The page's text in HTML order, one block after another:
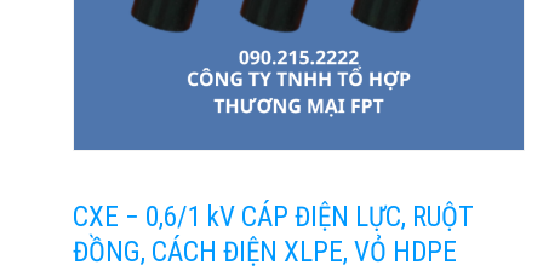
CXE ­− 0,6/1 kV CÁP ĐIỆN LỰC, RUỘT
ĐỒNG, CÁCH ĐIỆN XLPE, VỎ HDPE